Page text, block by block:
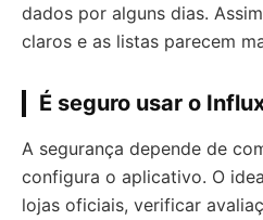
dados por alguns dias.
claros e as listas parecem
É seguro usar o
A segurança depende de
configura o aplicativo. O
lojas oficiais, verificar